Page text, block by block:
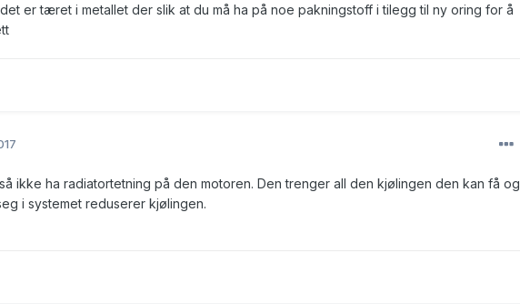
er tæret i metallet der slik at du må ha på noe pakningstoff i tilegg til ny oring for å
ikke ha radiatortetning på den motoren. Den trenger all den kjølingen den kan få og
i systemet reduserer kjølingen.